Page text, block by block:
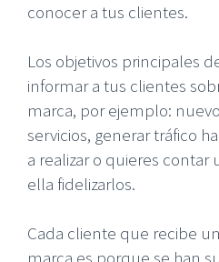
conocer a tus clientes.
Los objetivos principales
informar a tus clientes
marca, por ejemplo:
servicios, generar tráfico
a realizar o quieres contar
ella fidelizarlos.
Cada cliente que recibe